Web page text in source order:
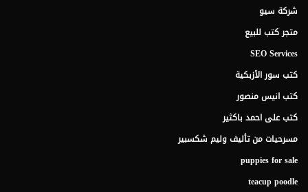
شركة سيو
متجر كتب للبيع
SEO Services
كتب سور الأزبكية
كتب انيس منصور
كتب على احمد باكثير
مسرحيات من تأليف وليم شكسبير
puppies for sale
teacup poodle